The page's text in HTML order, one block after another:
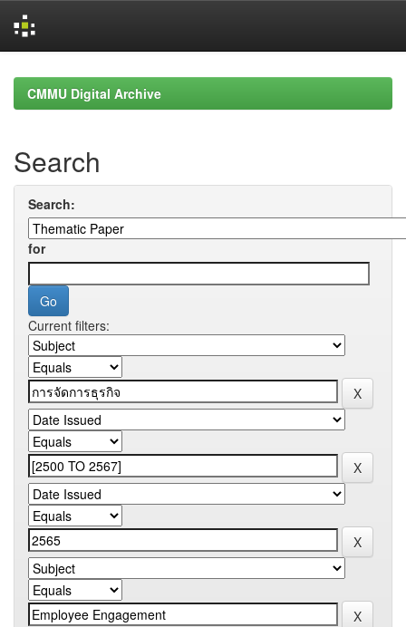
navigationCMMU Digital Archive
Search
Search:
for
Current filters: